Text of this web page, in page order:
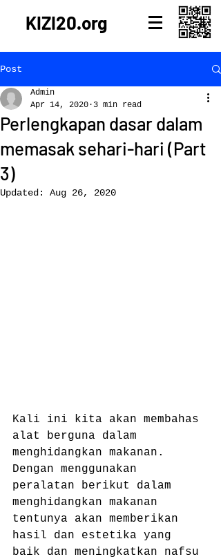
KIZI20.org
Post
Perlengkapan dasar dalam
memasak sehari-hari (Part
3)
Admin
Apr 14, 2020 3 min read
Updated: Aug 26, 2020
Kali ini kita akan membahas
alat berguna dalam
menghidangkan makanan.
Dengan menggunakan
peralatan berikut dalam
menghidangkan makanan
tentunya akan memberikan
hasil dan estetika yang
baik dan meningkatkan nafsu